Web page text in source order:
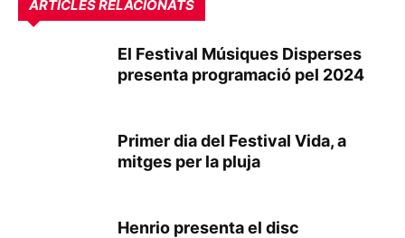
ARTICLES RELACIONATS
El Festival Músiques Disperses
presenta programació pel 2024
Primer dia del Festival Vida, a
mitges per la pluja
Henrio presenta el disc